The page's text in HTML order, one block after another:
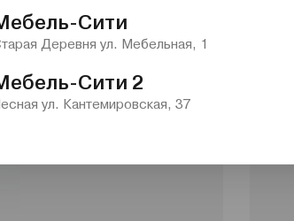
отмечено многочисленными
Продукция фабрики трижды
мебели - Национальной премии
широкий ассортимент мягкой
Сити
Деревня ул. Мебельная, 1
Сити 2
ул. Кантемировская, 37